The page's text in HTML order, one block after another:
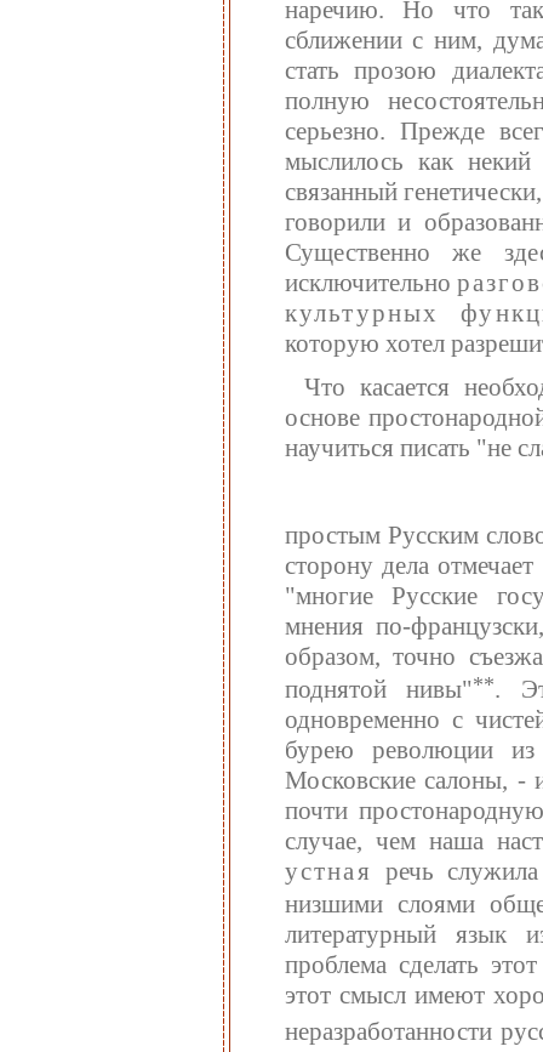
наречию. Но что
сближении с ним,
стать прозою
полную
серьезно. Прежде
мыслилось как
связанный
говорили и
Существенно же
исключительно
культурных
которую хотел
Что касается
основе
научиться писать "не
простым Русским
сторону дела
"многие Русские
мнения по-
образом, точно
поднятой нивы"**.
одновременно с
бурею революции из
Московские салоны,
почти
случае, чем наша
устная речь
низшими слоями
литературный язык
проблема сделать
этот смысл имеют
неразработанности